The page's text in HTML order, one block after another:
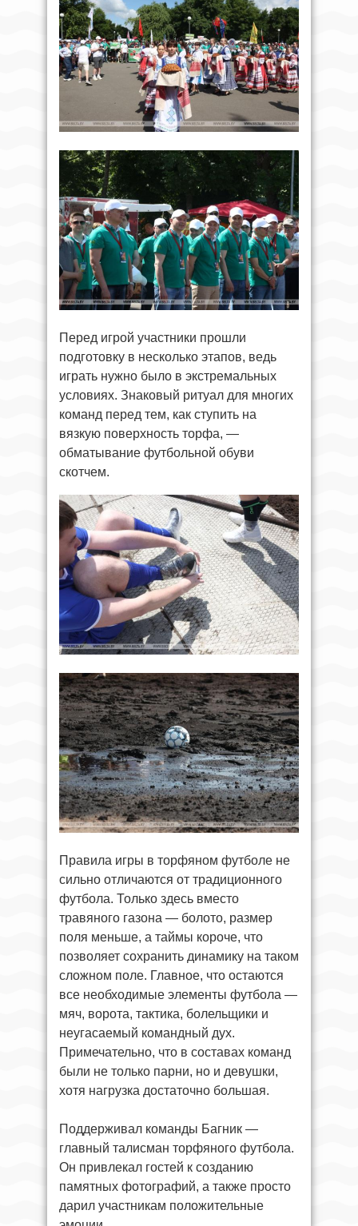
Перед игрой участники прошли
подготовку в несколько этапов, ведь
играть нужно было в экстремальных
условиях. Знаковый ритуал для многих
команд перед тем, как ступить на
вязкую поверхность торфа, —
обматывание футбольной обуви
скотчем.
Правила игры в торфяном футболе не
сильно отличаются от традиционного
футбола. Только здесь вместо
травяного газона — болото, размер
поля меньше, а таймы короче, что
позволяет сохранить динамику на таком
сложном поле. Главное, что остаются
все необходимые элементы футбола —
мяч, ворота, тактика, болельщики и
неугасаемый командный дух.
Примечательно, что в составах команд
были не только парни, но и девушки,
хотя нагрузка достаточно большая.
Поддерживал команды Багник —
главный талисман торфяного футбола.
Он привлекал гостей к созданию
памятных фотографий, а также просто
дарил участникам положительные